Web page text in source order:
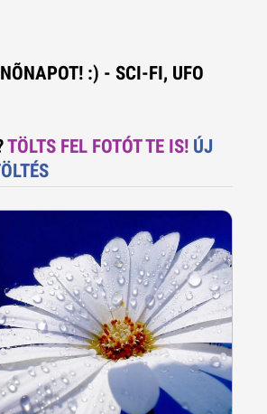
:) - SCI-FI, UFO
TÖLTS FEL FOTÓT TE IS! ÚJ